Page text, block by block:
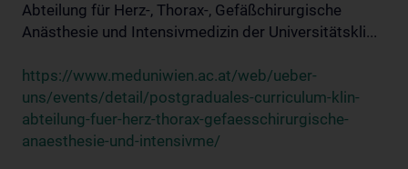
Abteilung für Herz-, Thorax-, Gefäßchirurgische
Anästhesie und Intensivmedizin der Universitätskli...
https://www.meduniwien.ac.at/web/ueber-
uns/events/detail/postgraduales-curriculum-klin-
abteilung-fuer-herz-thorax-gefaesschirurgische-
anaesthesie-und-intensivme/